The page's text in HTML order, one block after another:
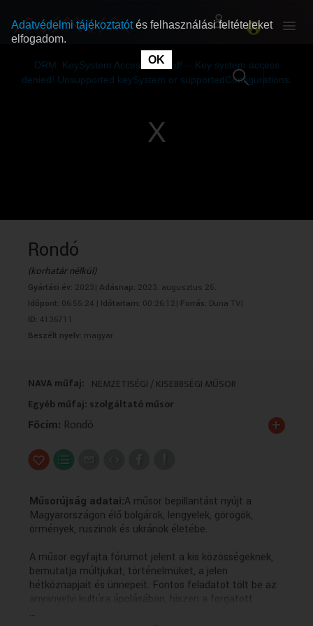
RÓLUNK
RÓLUNK
DRM: KeySystem Access Denied! -- Key system access
denied! Unsupported keySystem or supportedConfigurations.
Rondó
(korhatár nélkül)
Gyártási év: 2023| Adásnap: 2023. augusztus 25.
Időpont: 06:55:24 | Időtartam: 00:26:12| Forrás: Duna TV|
ID: 4136711
Beszélt nyelv: magyar
NAVA műfaj: NEMZETISÉGI / KISEBBSÉGI MŰSOR
Egyéb műfaj: szolgáltató műsor
Főcím: Rondó +
Műsorújság adatai:A műsor bepillantást nyújt a
Magyarországon élő bolgárok, lengyelek, görögök,
örmények, ruszinok és ukránok életébe.
A műsor egyfajta fórumot jelent a kis közösségeknek,
bemutatja múltjukat, történelmüket, a jelen
hétköznapjait és ünnepeit. Fontos feladatot tölt be az
anyanyelvi kultúra ápolásában, hiszen a forgatott
anyagok többsége az adott kisebbség nyelvén készül
...
Adatvédelmi tájékoztatótés felhasználási feltételeket
elfogadom.
OK